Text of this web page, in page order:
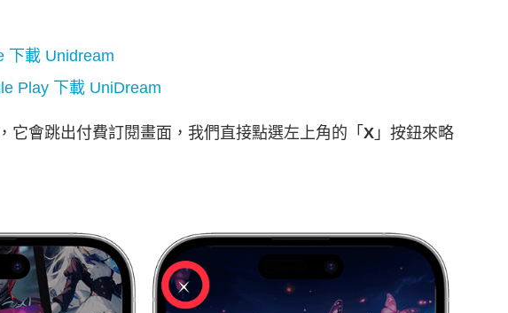
下載 Unidream
Play 下載 UniDream
它會跳出付費訂閱畫面，我們直接點選左上角的「 X 」按鈕來略